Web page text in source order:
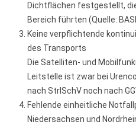
Dichtflächen festgestellt,
Bereich führten (Quelle:
Keine verpflichtende
des Transports
Die Satelliten- und
Leitstelle ist zwar bei
nach StrlSchV noch nach
Fehlende einheitliche
Niedersachsen und